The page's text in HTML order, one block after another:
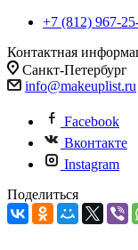
+7 (812) 967-
Контактная
Санкт-Петербург
info@makeuplist.ru
Facebook
Вконтакте
Instagram
Поделиться